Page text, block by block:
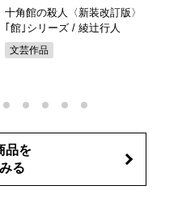
十角館の殺人〈新装改訂版〉
｢館｣シリーズ / 綾辻行人
文芸作品
品を
る